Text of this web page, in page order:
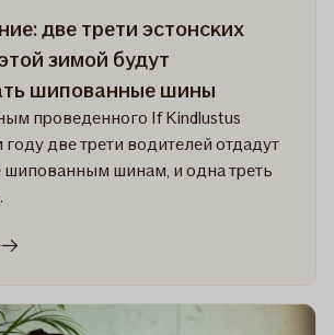
и
безопасность
две трети эстонских
зимой будут
шипованные шины
проведенного If Kindlustus
году две трети водителей отдадут
шипованным шинам, и одна треть
в
две